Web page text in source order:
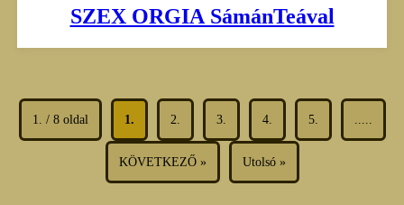
SZEX ORGIA SámánTeával
1. / 8 oldal 1. 2. 3. 4. 5.
KÖVETKEZŐ » Utolsó »